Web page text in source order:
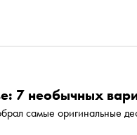
7 необычных
самые оригинальные